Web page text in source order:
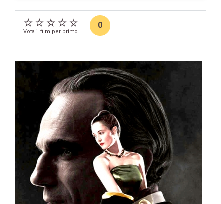
Vota il film per primo
0